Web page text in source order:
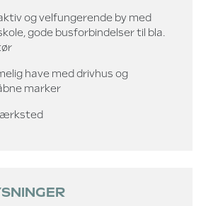
og velfungerende by med
gode busforbindelser til bla.
have med drivhus og
marker